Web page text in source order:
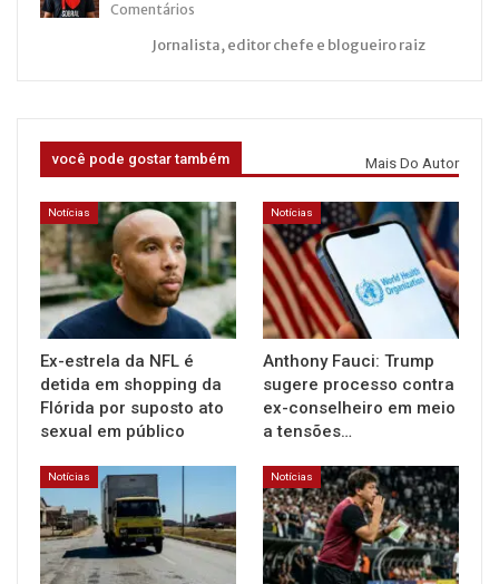
Comentários
Jornalista, editor chefe e blogueiro raiz
você pode gostar também Mais Do Autor
Notícias
Ex-estrela da NFL é
detida em shopping da
Flórida por suposto ato
sexual em público
Notícias
Anthony Fauci: Trump
sugere processo contra
ex-conselheiro em meio
a tensões…
Notícias Notícias